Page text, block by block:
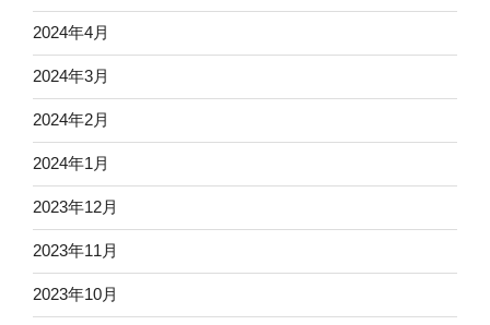
2024年4月
2024年3月
2024年2月
2024年1月
2023年12月
2023年11月
2023年10月